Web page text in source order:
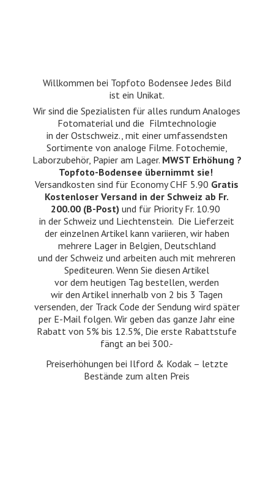
Willkommen bei Topfoto Bodensee Jedes Bild
ist ein Unikat.
Wir sind die Spezialisten für alles rundum Analoges
Fotomaterial und die Filmtechnologie
in der Ostschweiz., mit einer umfassendsten
Sortimente von analoge Filme. Fotochemie,
Laborzubehör, Papier am Lager. MWST Erhöhung ?
Topfoto-Bodensee übernimmt sie!
Versandkosten sind für Economy CHF 5.90 Gratis
Kostenloser Versand in der Schweiz ab Fr.
200.00 (B-Post) und für Priority Fr. 10.90
in der Schweiz und Liechtenstein. Die Lieferzeit
der einzelnen Artikel kann variieren, wir haben
mehrere Lager in Belgien, Deutschland
und der Schweiz und arbeiten auch mit mehreren
Spediteuren. Wenn Sie diesen Artikel
vor dem heutigen Tag bestellen, werden
wir den Artikel innerhalb von 2 bis 3 Tagen
versenden, der Track Code der Sendung wird später
per E-Mail folgen. Wir geben das ganze Jahr eine
Rabatt von 5% bis 12.5%, Die erste Rabattstufe
fängt an bei 300.-
Preiserhöhungen bei Ilford & Kodak – letzte
Bestände zumalten Preis